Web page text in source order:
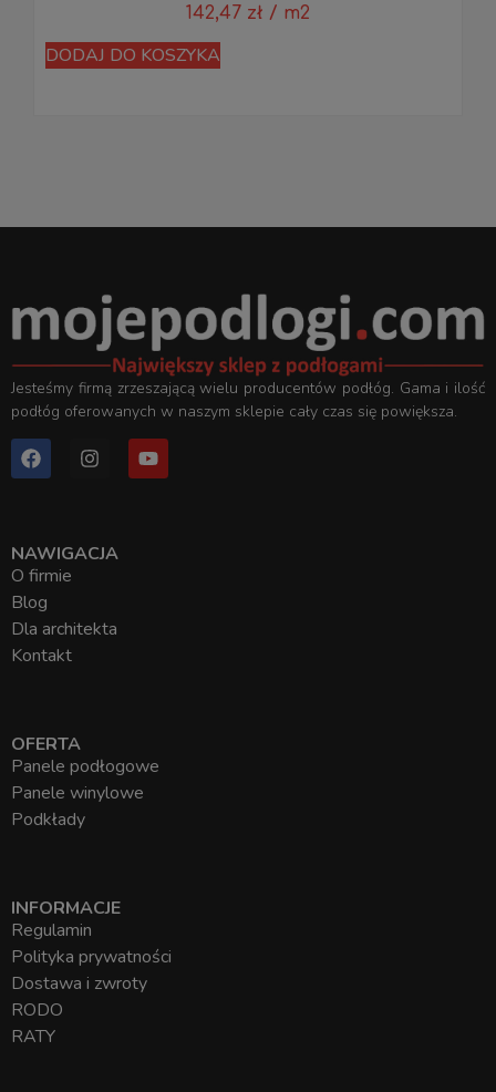
142,47 zł / m2
DODAJ DO KOSZYKA
Jesteśmy firmą zrzeszającą wielu producentów podłóg. Gama i ilość
podłóg oferowanych w naszym sklepie cały czas się powiększa.
NAWIGACJA
O firmie
Blog
Dla architekta
Kontakt
OFERTA
Panele podłogowe
Panele winylowe
Podkłady
INFORMACJE
Regulamin
Polityka prywatności
Dostawa i zwroty
RODO
RATY